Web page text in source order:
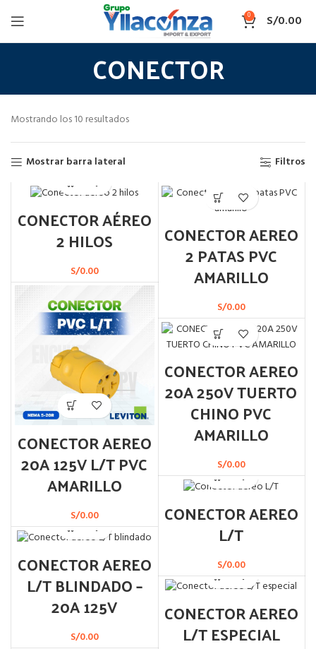
0 S/0.00
CONECTOR
Mostrando los 10 resultados
Mostrar barra lateral Filtros
CONECTOR AÉREO
2 HILOS
S/0.00
CONECTOR AEREO
2 PATAS PVC
AMARILLO
S/0.00
CONECTOR AEREO
20A 125V L/T PVC
AMARILLO
S/0.00
CONECTOR AEREO
20A 250V TUERTO
CHINO PVC
AMARILLO
S/0.00
CONECTOR AEREO
L/T
S/0.00
CONECTOR AEREO
L/T BLINDADO –
20A 125V
S/0.00
CONECTOR AEREO
L/T ESPECIAL